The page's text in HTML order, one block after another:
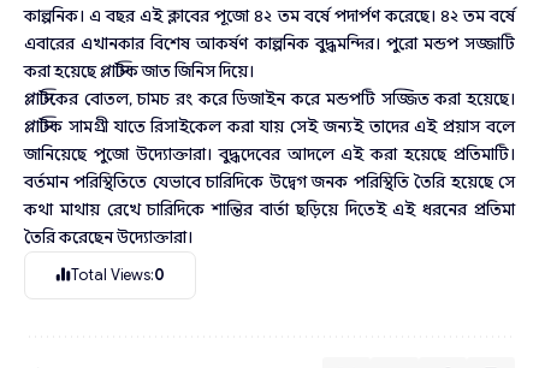
কাল্পনিক। এ বছর এই ক্লাবের পূজো ৪২ তম বর্ষে পদার্পণ করেছে। ৪২ তম বর্ষে
এবারের এখানকার বিশেষ আকর্ষণ কাল্পনিক বুদ্ধমন্দির। পুরো মন্ডপ সজ্জাটি
করা হয়েছে প্লাস্টিক জাত জিনিস দিয়ে।
প্লাস্টিকের বোতল, চামচ রং করে ডিজাইন করে মন্ডপটি সজ্জিত করা হয়েছে।
প্লাস্টিক সামগ্রী যাতে রিসাইকেল করা যায় সেই জন্যই তাদের এই প্রয়াস বলে
জানিয়েছে পুজো উদ্যোক্তারা। বুদ্ধদেবের আদলে এই করা হয়েছে প্রতিমাটি।
বর্তমান পরিস্থিতিতে যেভাবে চারিদিকে উদ্বেগ জনক পরিস্থিতি তৈরি হয়েছে সে
কথা মাথায় রেখে চারিদিকে শান্তির বার্তা ছড়িয়ে দিতেই এই ধরনের প্রতিমা
তৈরি করেছেন উদ্যোক্তারা।
Total Views:0